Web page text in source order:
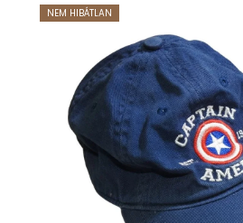
NEM HIBÁTLAN